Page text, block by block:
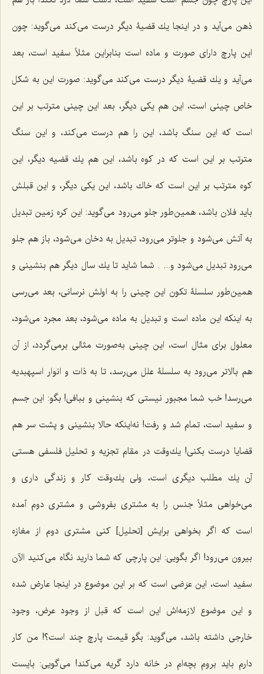
ذهن مى‌آید و در اینجا یك قضیۀ دیگر درست مى‌كند مى‌گوید: چون
این پارچ داراى صورت و ماده است بنابراین مثلاً سفید است، بعد
مى‌آید و یك قضیۀ دیگر درست مى‌كند مى‌گوید: صورت این به شكل
خاص چینى است، این هم یكى دیگر، بعد این چینى مترتب بر این
است كه این سنگ باشد، این را هم درست مى‌كند، و این سنگ
مترتب بر این است كه در كوه باشد، این هم یك قضیه دیگر، این
كوه مترتب بر این است كه خاك باشد، این یكى دیگر، و این قبلش
باید فلان باشد، همین‌طور جلو می‌رود می‌گوید: این كره زمین تبدیل
به آتش می‌شود و جلوتر مى‌رود، تبدیل به دخان می‌شود، باز هم جلو
مى‌رود تبدیل مى‌شود و... . شما شاید تا یك سال دیگر هم بنشینى و
همین‌طور سلسلۀ تكون این‌ چینى را به اولش نرسانى، بعد مى‌رسى
به اینكه این ماده است و تبدیل به ماده می‌شود، بعد مجرد می‌شود،
معلول براى مثال است، این چینى به‌صورت مثالی برمى‌گردد، از آن
هم بالاتر مى‌رود به سلسلۀ علل می‌رسد، تا به ذات و انوار اسپهبدیه
می‌رسد! خب شما مجبور نیستى که بنشینى و ببافى! بگو: این جسم
و سفید است، تمام شد و رفت! نه‌اینکه حالا بنشینى و پشت‌ سر هم
قضایا درست بكنى! یك‌وقت در مقام تجزیه و تحلیل فلسفى هستى
آن یك مطلب دیگرى است، ولى یك‌وقت كار و زندگى دارى و
مى‌خواهى مثلاً جنس را به مشترى بفروشى و مشتری دوم آمده
است که اگر بخواهى برایش [تحلیل] كنى مشترى دوم از مغازه
بیرون می‌رود! اگر بگویی: این پارچى كه شما دارید نگاه مى‌كنید الآن
سفید است، این عرَضى است كه بر این موضوع در اینجا عارض شده
و این موضوع لازمه‌اش این است كه قبل از وجود عرض، وجود
خارجى داشته باشد، مى‌گوید: بگو قیمت پارچ چند است؟! من كار
دارم باید بروم بچه‌ام در خانه دارد گریه مى‌كند! مى‌گویی: بایست